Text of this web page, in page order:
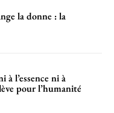
la donne : la
l’essence ni à
pour l’humanité